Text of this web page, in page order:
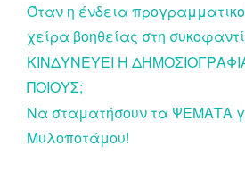
Όταν η ένδεια
χείρα βοηθείας στη
ΚΙΝΔΥΝΕΥΕΙ Η
ΠΟΙΟΥΣ;
Να σταματήσουν τα ΨΕΜΑΤΑ
Μυλοποτάμου!